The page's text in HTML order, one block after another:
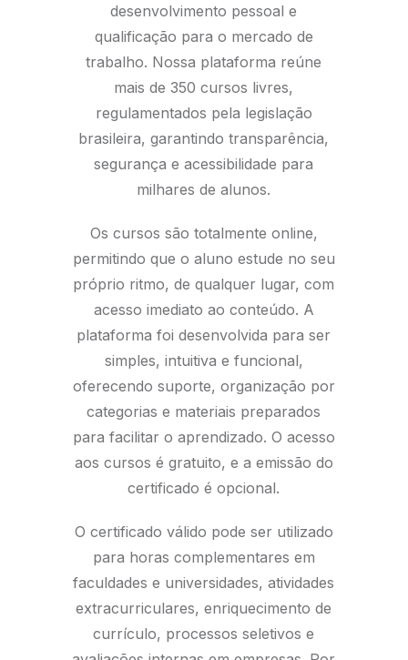
desenvolvimento pessoal e
qualificação para o mercado de
trabalho. Nossa plataforma reúne
mais de 350 cursos livres,
regulamentados pela legislação
brasileira, garantindo transparência,
segurança e acessibilidade para
milhares de alunos.
Os cursos são totalmente online,
permitindo que o aluno estude no seu
próprio ritmo, de qualquer lugar, com
acesso imediato ao conteúdo. A
plataforma foi desenvolvida para ser
simples, intuitiva e funcional,
oferecendo suporte, organização por
categorias e materiais preparados
para facilitar o aprendizado. O acesso
aos cursos é gratuito, e a emissão do
certificado é opcional.
O certificado válido pode ser utilizado
para horas complementares em
faculdades e universidades, atividades
extracurriculares, enriquecimento de
currículo, processos seletivos e